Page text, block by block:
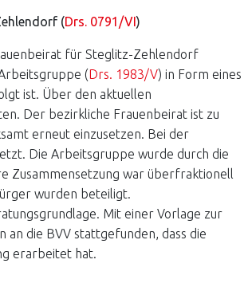
(Drs. 0791/VI)
für Steglitz-Zehlendorf
(Drs. 1983/V) in Form eines
ist. Über den aktuellen
Der bezirkliche Frauenbeirat ist zu
erneut einzusetzen. Bei der
Die Arbeitsgruppe wurde durch die
Zusammensetzung war überfraktionell
wurden beteiligt.
Mit einer Vorlage zur
die BVV stattgefunden, dass die
erarbeitet hat.